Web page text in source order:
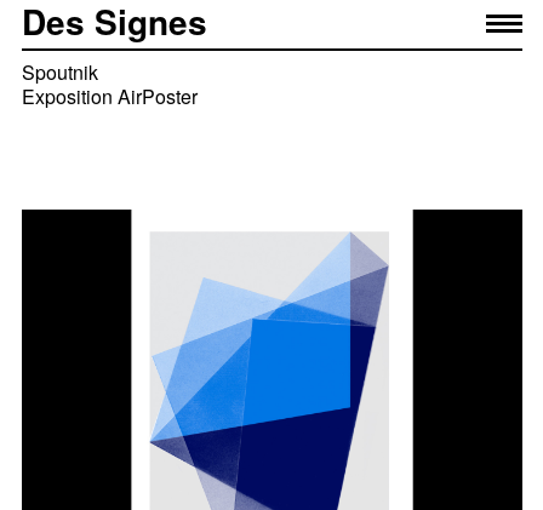
Spoutnik
Exposition AirPoster
— Franklin Desclouds
Des Signes